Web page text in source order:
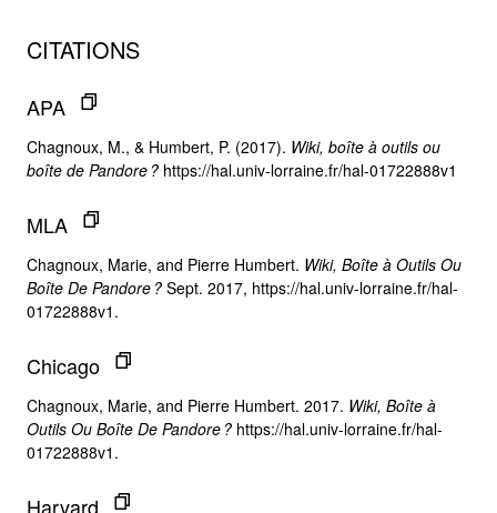
CITATIONS
APA
Chagnoux, M., & Humbert, P. (2017). Wiki, boîte à outils ou
boîte de Pandore ? https://hal.univ-lorraine.fr/hal-01722888v1
MLA
Chagnoux, Marie, and Pierre Humbert. Wiki, Boîte à Outils Ou
Boîte De Pandore ? Sept. 2017, https://hal.univ-lorraine.fr/hal-
01722888v1.
Chicago
Chagnoux, Marie, and Pierre Humbert. 2017. Wiki, Boîte à
Outils Ou Boîte De Pandore ? https://hal.univ-lorraine.fr/hal-
01722888v1.
Harvard